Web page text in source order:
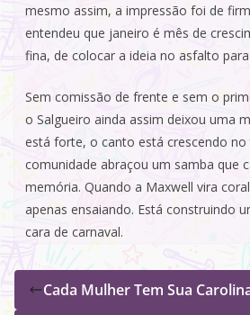
mesmo assim, a impressão foi de
entendeu que janeiro é mês de
fina, de colocar a ideia no asfalto
Sem comissão de frente e sem o
o Salgueiro ainda assim deixou uma
está forte, o canto está crescendo
comunidade abraçou um samba que
memória. Quando a Maxwell vira
apenas ensaiando. Está construindo
cara de carnaval.
Cada Mulher Tem Sua